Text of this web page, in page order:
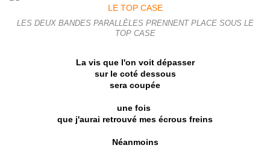
LES DEUX BANDES PARALLÈLES PRENNENT PLACE SOUS LE
TOP CASE
La vis que l'on voit dépasser
sur le coté dessous
sera coupée
une fois
que j'aurai retrouvé mes écrous freins
Néanmoins